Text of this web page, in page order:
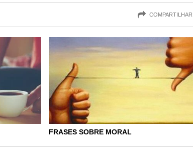
COMPARTILHAR
FRASES SOBRE MORAL